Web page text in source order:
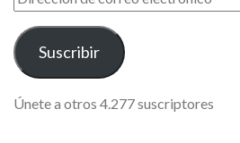
DE
CORREO
ELECTRÓNICO
Suscribir
Únete a otros 4.277 suscriptores